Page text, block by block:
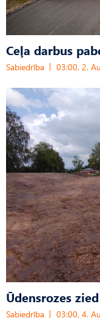
Ceļa darbus
Sabiedrība 03:00, 2.
Ūdensrozes
Sabiedrība 03:00, 4.